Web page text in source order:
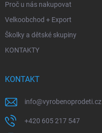
Proč u nás nakupovat
Velkoobchod + Export
Školky a dětské skupiny
KONTAKTY
KONTAKT
info@vyrobenoprodeti.cz
+420 605 217 547